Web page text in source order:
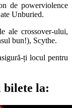
de powerviolence
Unburied.
ale crossover-ului,
bun!), Scythe.
ți locul pentru
bilete la: